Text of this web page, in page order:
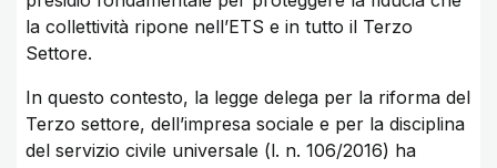
la collettività ripone nell’ETS e in tutto il Terzo
Settore.
In questo contesto, la legge delega per la riforma del
Terzo settore, dell’impresa sociale e per la disciplina
del servizio civile universale (l. n. 106/2016) ha